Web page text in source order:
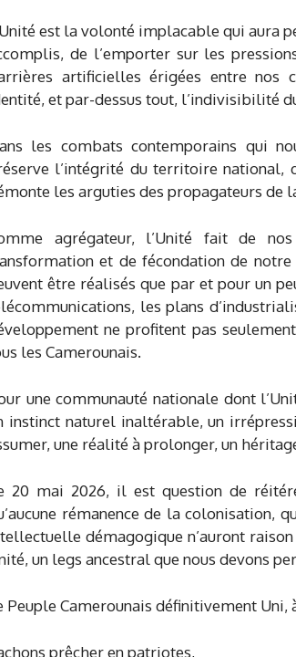
est la volonté implacable qui aura
de l’emporter sur les
artificielles érigées entre nos
et par-dessus tout, l’indivisibilité
les combats contemporains qui
l’intégrité du territoire national,
les arguties des propagateurs de
agrégateur, l’Unité fait de
et de fécondation de
être réalisés que par et pour un
les plans
ne profitent pas
les Camerounais.
une communauté nationale dont
instinct naturel inaltérable, un
une réalité à prolonger, un
20 mai 2026, il est question de
rémanence de la colonisation,
démagogique n’auront
un legs ancestral que nous devons
Peuple Camerounais définitivement Uni,
prêcher en patriotes,